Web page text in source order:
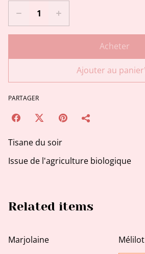
Acheter
Ajouter au panier
PARTAGER
Tisane du soir
Issue de l'agriculture biologique
Related items
Marjolaine Mélilot